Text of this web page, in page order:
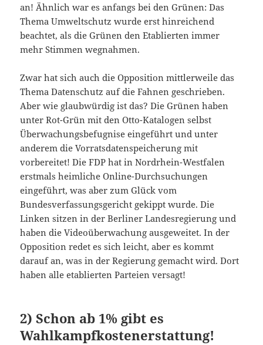
an! Ähnlich war es anfangs bei den Grünen: Das
Thema Umweltschutz wurde erst hinreichend
beachtet, als die Grünen den Etablierten immer
mehr Stimmen wegnahmen.
Zwar hat sich auch die Opposition mittlerweile das
Thema Datenschutz auf die Fahnen geschrieben.
Aber wie glaubwürdig ist das? Die Grünen haben
unter Rot-Grün mit den Otto-Katalogen selbst
Überwachungsbefugnise eingeführt und unter
anderem die Vorratsdatenspeicherung mit
vorbereitet! Die FDP hat in Nordrhein-Westfalen
erstmals heimliche Online-Durchsuchungen
eingeführt, was aber zum Glück vom
Bundesverfassungsgericht gekippt wurde. Die
Linken sitzen in der Berliner Landesregierung und
haben die Videoüberwachung ausgeweitet. In der
Opposition redet es sich leicht, aber es kommt
darauf an, was in der Regierung gemacht wird. Dort
haben alle etablierten Parteien versagt!
2) Schon ab 1% gibt es
Wahlkampfkostenerstattung!